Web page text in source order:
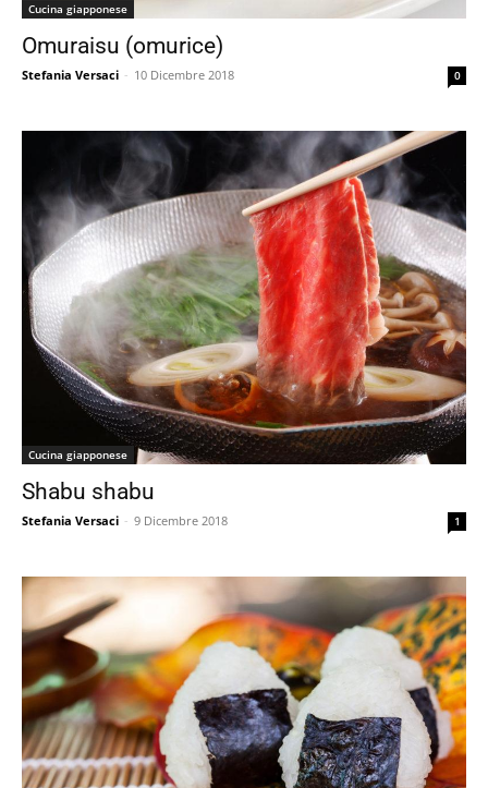
Cucina giapponese
Omuraisu (omurice)
Stefania Versaci - 10 Dicembre 2018 0
Cucina giapponese
Shabu shabu
Stefania Versaci - 9 Dicembre 2018 1